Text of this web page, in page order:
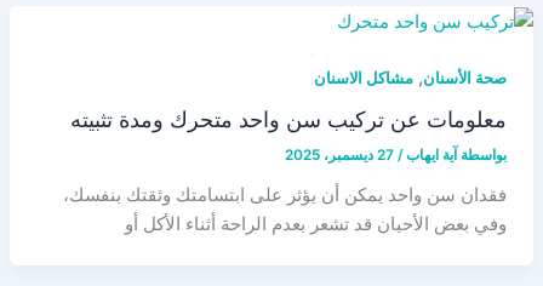
صحة الأسنان, مشاكل الاسنان
معلومات عن تركيب سن واحد متحرك ومدة تثبيته
بواسطة آية ايهاب/ 27 ديسمبر، 2025
فقدان سن واحد يمكن أن يؤثر على ابتسامتك وثقتك بنفسك،
وفي بعض الأحيان قد تشعر بعدم الراحة أثناء الأكل أو